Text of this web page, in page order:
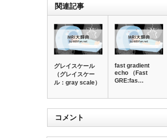
関連記事
グレイスケール
（グレイスケー
ル：gray scale）
fast gradient
echo （Fast
GRE:fas…
コメント